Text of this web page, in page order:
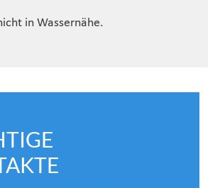
in Wassernähe.